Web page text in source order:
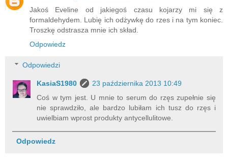
Jakoś Eveline od jakiegoś czasu kojarzy mi się z
formaldehydem. Lubię ich odżywkę do rzes i na tym koniec.
Troszkę odstrasza mnie ich skład.
Odpowiedz
Odpowiedzi
KasiaS1980
23 października 2013 10:49
Coś w tym jest. U mnie to serum do rzęs zupełnie się
nie sprawdziło, ale bardzo lubiłam ich tusz do rzęs i
uwielbiam wprost produkty antycellulitowe.
Odpowiedz